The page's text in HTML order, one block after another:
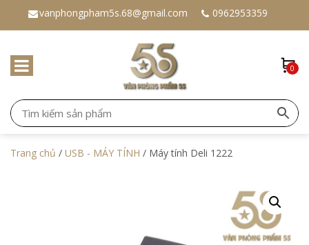
vanphongpham5s.68@gmail.com 0962953359
0
Trang chủ / USB - MÁY TÍNH / Máy tính Deli 1222